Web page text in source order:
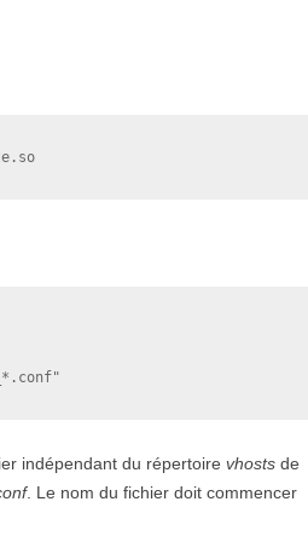
indépendant du répertoire vhosts de
. Le nom du fichier doit commencer